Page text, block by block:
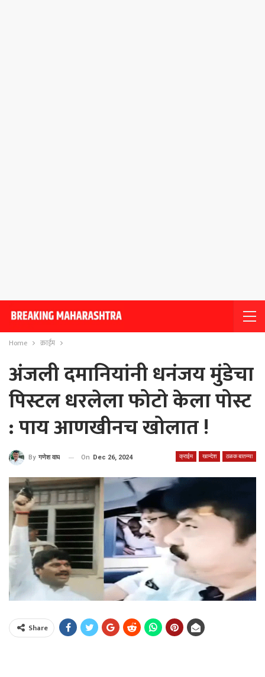
Home क्राईम
अंजली दमानियांनी धनंजय मुंडेचा
पिस्टल धरलेला फोटो केला पोस्ट
: पाय आणखीनच खोलात !
क्राईम खान्देश ठळक बातम्या
By गणेश वाघ On Dec 26, 2024
Share